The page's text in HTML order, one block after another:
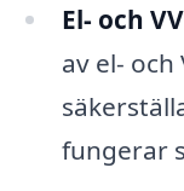
El- och
av el- och
fungerar